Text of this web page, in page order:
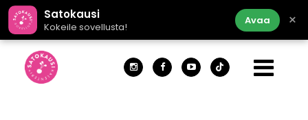
Satokausi
Kokeile sovellusta!
Avaa ×